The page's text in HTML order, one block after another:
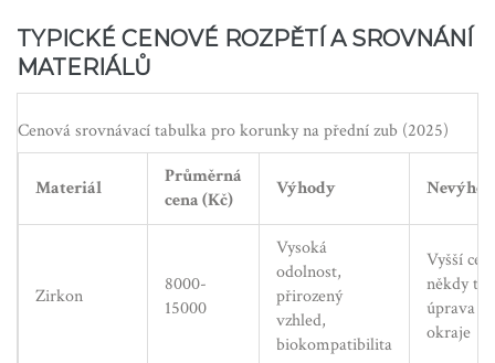
TYPICKÉ CENOVÉ ROZPĚTÍ A SROVNÁNÍ
MATERIÁLŮ
Cenová srovnávací tabulka pro korunky na přední zub (2025)
Materiál
Průměrná
cena (Kč)
Výhody
Zirkon
8000-
15000
Vysoká
odolnost,
přirozený
vzhled,
biokompatibilita
Vyšší
někdy
úprava
okraje